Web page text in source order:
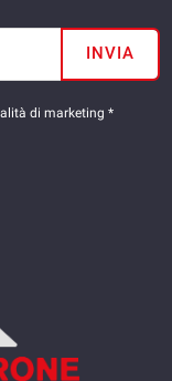
INVIA
di marketing *